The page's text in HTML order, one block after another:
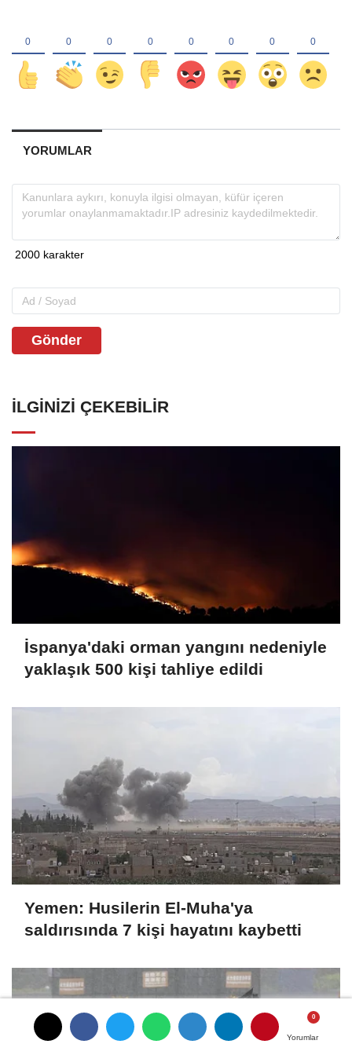
Yorumlar
Yorumlar
YORUMLAR
Gönder
İLGINIZI ÇEKEBILIR
İspanya'daki orman yangını nedeniyle
yaklaşık 500 kişi tahliye edildi
Yemen: Husilerin El-Muha'ya
saldırısında 7 kişi hayatını kaybetti